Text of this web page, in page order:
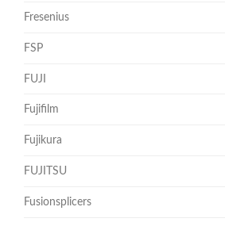
Fresenius
FSP
FUJI
Fujifilm
Fujikura
FUJITSU
Fusionsplicers